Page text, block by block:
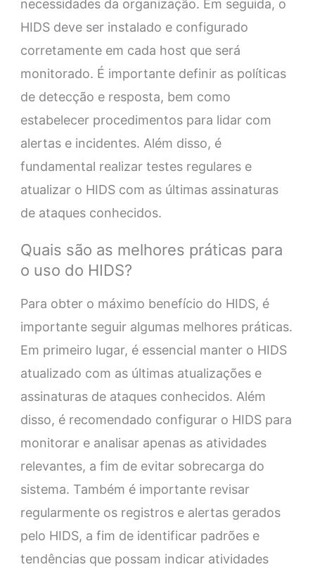
necessidades da organização. Em seguida, o
HIDS deve ser instalado e configurado
corretamente em cada host que será
monitorado. É importante definir as políticas
de detecção e resposta, bem como
estabelecer procedimentos para lidar com
alertas e incidentes. Além disso, é
fundamental realizar testes regulares e
atualizar o HIDS com as últimas assinaturas
de ataques conhecidos.
Quais são as melhores práticas para
o uso do HIDS?
Para obter o máximo benefício do HIDS, é
importante seguir algumas melhores práticas.
Em primeiro lugar, é essencial manter o HIDS
atualizado com as últimas atualizações e
assinaturas de ataques conhecidos. Além
disso, é recomendado configurar o HIDS para
monitorar e analisar apenas as atividades
relevantes, a fim de evitar sobrecarga do
sistema. Também é importante revisar
regularmente os registros e alertas gerados
pelo HIDS, a fim de identificar padrões e
tendências que possam indicar atividades